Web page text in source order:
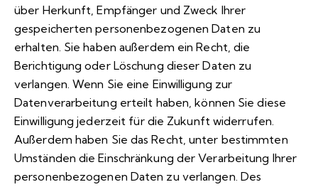
über Herkunft, Empfänger und Zweck Ihrer
gespeicherten personenbezogenen Daten zu
erhalten. Sie haben außerdem ein Recht, die
Berichtigung oder Löschung dieser Daten zu
verlangen. Wenn Sie eine Einwilligung zur
Datenverarbeitung erteilt haben, können Sie diese
Einwilligung jederzeit für die Zukunft widerrufen.
Außerdem haben Sie das Recht, unter bestimmten
Umständen die Einschränkung der Verarbeitung Ihrer
personenbezogenen Daten zu verlangen. Des